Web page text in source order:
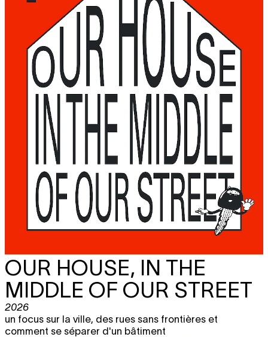
OUR HOUSE, IN THE
MIDDLE OF OUR STREET
2026
un focus sur la ville, des rues sans frontières et
comment se séparer d'un bâtiment